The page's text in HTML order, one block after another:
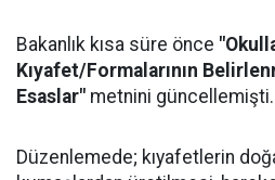
Bakanlık kısa süre önce
Kıyafet/Formalarının
Esaslar" metnini güncellemişti.
Düzenlemede; kıyafetlerin